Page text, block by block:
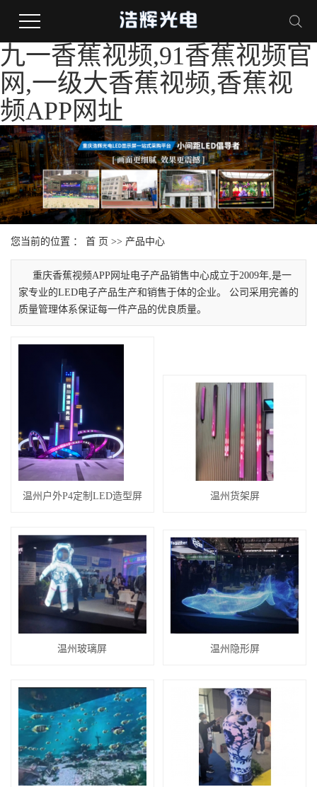
九一香蕉视频,91香蕉视频官
网,一级大香蕉视频,香蕉视
频APP网址
您当前的位置 ： 首 页 >> 产品中心
重庆香蕉视频APP网址电子产品销售中心成立于2009年,是一
家专业的LED电子产品生产和销售于体的企业。 公司采用完善的
质量管理体系保证每一件产品的优良质量。
温州户外P4定制LED造型屏 温州货架屏
温州玻璃屏 温州隐形屏